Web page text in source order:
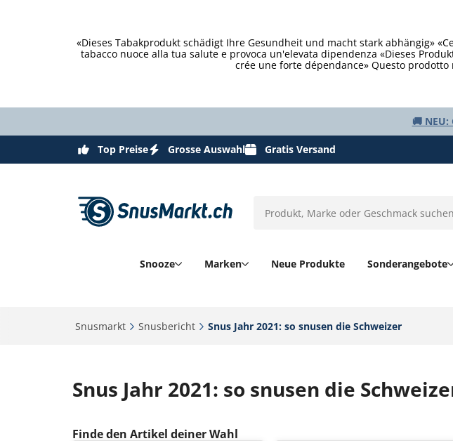
«Dieses Tabakprodukt schädigt Ihre Gesundheit und macht stark abhängig»
tabacco nuoce alla tua salute e provoca un'elevata dipendenza «Dieses
crée une forte dépendance» Questo
🚚
Top Preise Grosse Auswahl Gratis Versand
Snooze Marken Neue Produkte Sonderangebote
Snusmarkt‎ Snusbericht‎ Snus Jahr 2021: so snusen die Schweizer‎
Snus Jahr 2021: so snusen die
Finde den Artikel deiner Wahl